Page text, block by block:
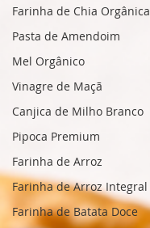
Farinha de Chia Orgânica
Pasta de Amendoim
Mel Orgânico
Vinagre de Maçã
Canjica de Milho Branco
Pipoca Premium
Farinha de Arroz
Farinha de Arroz Integral
Farinha de Batata Doce